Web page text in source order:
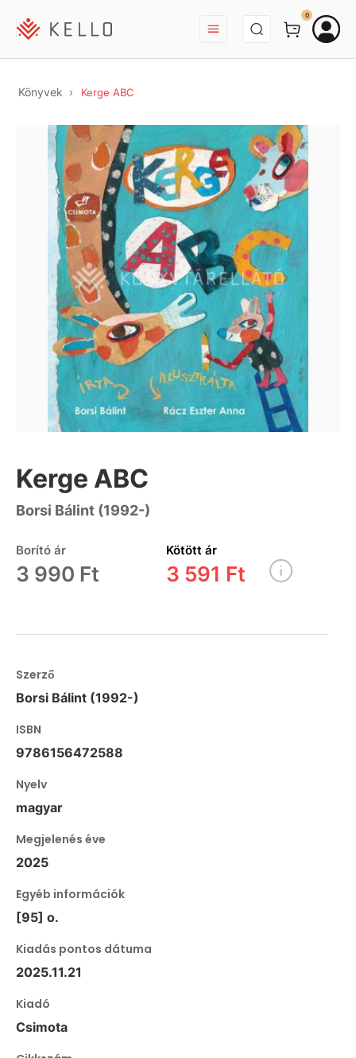
BEJELENTKEZÉS
0
Könyvek Kerge ABC
Kerge ABC
Borsi Bálint (1992-)
Borító ár
3 990 Ft
Kötött ár
3 591 Ft
Szerző
Borsi Bálint (1992-)
ISBN
9786156472588
Nyelv
magyar
Megjelenés éve
2025
Egyéb információk
[95] o.
Kiadás pontos dátuma
2025.11.21
Kiadó
Csimota